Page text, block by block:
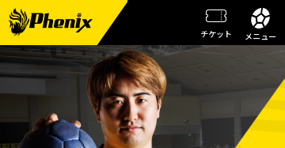
チケット メニュー
チーム情報
メンバー紹介
試合日程・結果